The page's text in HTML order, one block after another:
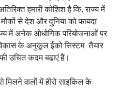
हमारी कोशिश है कि, राज्य में
से देश और दुनिया को फायदा
में अनेक ओधोगिक परियोजनाओं पर
के अनुकूल ईको सिस्टम तैयार
उचित कदम बढाएं हैं।
मिलने वालों में हीरो साइकिल के